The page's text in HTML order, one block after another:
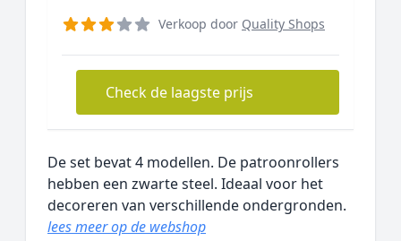
Verkoop door Quality Shops
Check de laagste prijs
De set bevat 4 modellen. De patroonrollers
hebben een zwarte steel. Ideaal voor het
decoreren van verschillende ondergronden.
lees meer op de webshop